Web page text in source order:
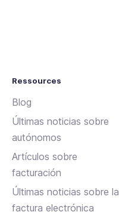
Ressources
Blog
Últimas noticias sobre
autónomos
Artículos sobre
facturación
Últimas noticias sobre la
factura electrónica